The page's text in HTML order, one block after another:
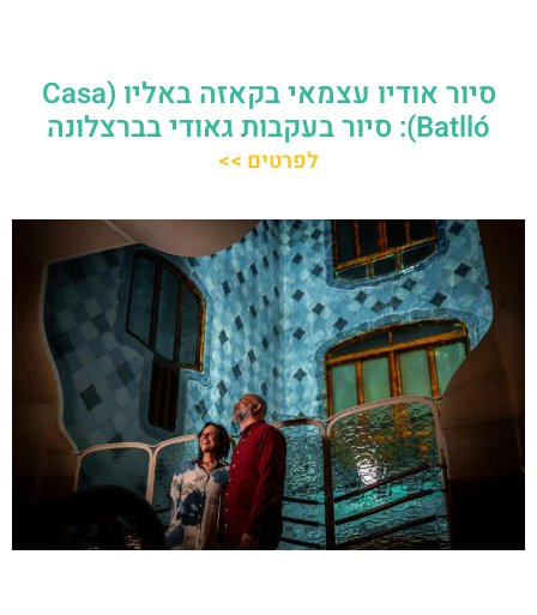
סיור אודיו עצמאי בקאזה באליו (Casa
Batlló): סיור בעקבות גאודי בברצלונה
לפרטים >>